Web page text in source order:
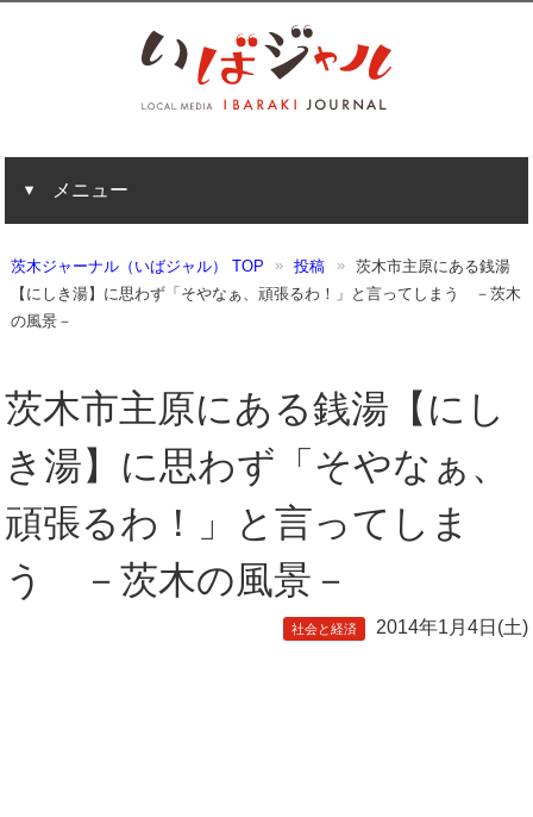
メニュー
茨木ジャーナル（いばジャル） TOP 投稿
茨木市主原にある銭湯
【にしき湯】に思わず「そやなぁ、頑張るわ！」と言ってしまう －茨木
の風景－
茨木市主原にある銭湯【にし
き湯】に思わず「そやなぁ、
頑張るわ！」と言ってしま
う －茨木の風景－
社会と経済 2014年1月4日(土)